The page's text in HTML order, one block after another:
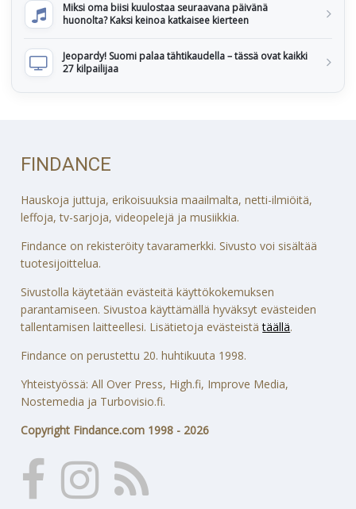
Miksi oma biisi kuulostaa seuraavana päivänä
huonolta? Kaksi keinoa katkaisee kierteen
Jeopardy! Suomi palaa tähtikaudella – tässä ovat kaikki
27 kilpailijaa
FINDANCE
Hauskoja juttuja, erikoisuuksia maailmalta, netti-ilmiöitä,
leffoja, tv-sarjoja, videopelejä ja musiikkia.
Findance on rekisteröity tavaramerkki. Sivusto voi sisältää
tuotesijoittelua.
Sivustolla käytetään evästeitä käyttökokemuksen
parantamiseen. Sivustoa käyttämällä hyväksyt evästeiden
tallentamisen laitteellesi. Lisätietoja evästeistätäällä.
Findance on perustettu 20. huhtikuuta 1998.
Yhteistyössä: All Over Press, High.fi, Improve Media,
Nostemedia ja Turbovisio.fi.
Copyright Findance.com 1998 - 2026